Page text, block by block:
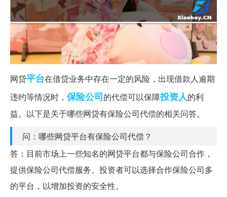
网贷平台在借贷业务中存在一定的风险，出现借款人逾期
违约等情况时， 保险公司的代偿可以保障投资人的利
益。以下是关于哪些网贷有保险公司代偿的相关问答。
问：哪些网贷平台有保险公司代偿？
答：目前市场上一些知名的网贷平台都与保险公司合作，
提供保险公司代偿服务。投资者可以选择合作保险公司多
的平台，以增加投资的安全性。